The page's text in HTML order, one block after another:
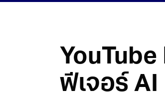
ฟีเจอร์ AI